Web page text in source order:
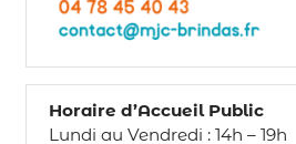
Horaire d’Accueil Public
Lundi au Vendredi : 14h – 19h